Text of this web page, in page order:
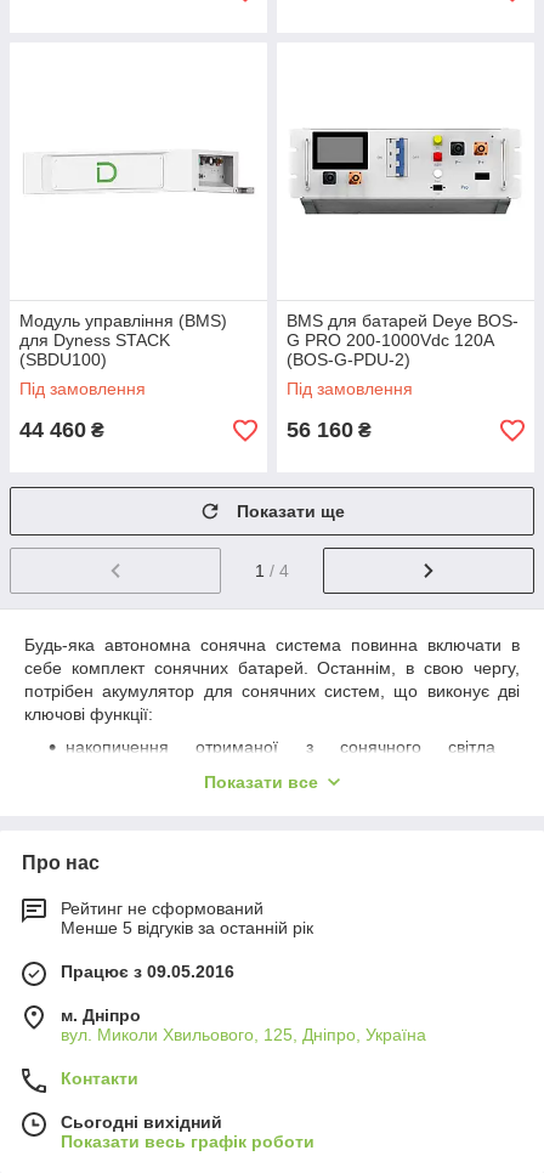
Модуль управління (BMS)
для Dyness STACK
(SBDU100)
Під замовлення
44 460 ₴
BMS для батарей Deye BOS-
G PRO 200-1000Vdc 120A
(BOS-G-PDU-2)
Під замовлення
56 160 ₴
Показати ще
1 / 4
Будь-яка автономна сонячна система повинна включати в
себе комплект сонячних батарей. Останнім, в свою чергу,
потрібен акумулятор для сонячних систем, що виконує дві
ключові функції:
накопичення отриманої з сонячного світла
автономної сонячної електростанції, без якого вона
акумуляторного пристрою є найважливішим завданням при
проектуванні сонячної системи.
Чому акумулятори для сонячних
Всяка сонячна електростанція, як і будь-яка складова її
виключно в денний час доби. Вночі система працювати не
енергію в кількостях, більше необхідного. Внаслідок цього
потрібно розподіляти вироблену електрику з метою
Показати все
Про нас
Рейтинг не сформований
Менше 5 відгуків за останній рік
Працює з 09.05.2016
м. Дніпро
вул. Миколи Хвильового, 125, Дніпро, Україна
Контакти
Сьогодні вихідний
Показати весь графік роботи